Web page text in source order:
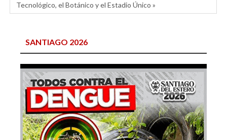
Tecnológico, el Botánico y el Estadio Único »
SANTIAGO 2026